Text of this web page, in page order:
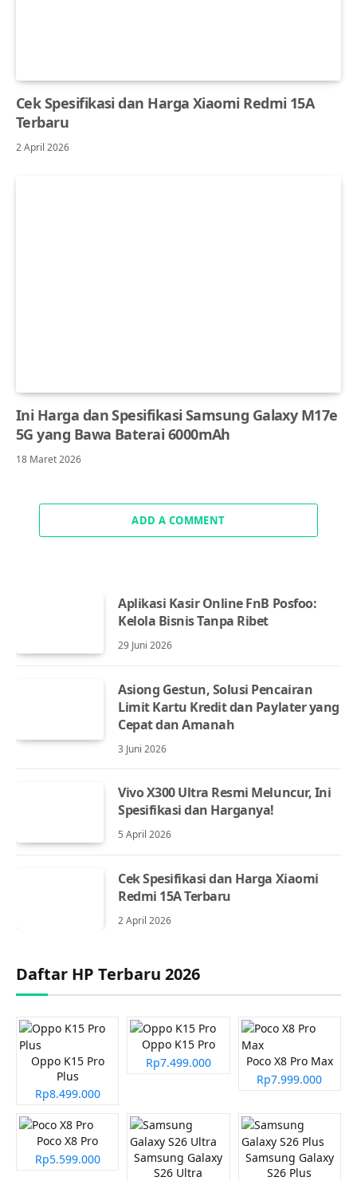
Cek Spesifikasi dan Harga Xiaomi Redmi 15A
Terbaru
2 April 2026
Ini Harga dan Spesifikasi Samsung Galaxy M17e
5G yang Bawa Baterai 6000mAh
18 Maret 2026
ADD A COMMENT
Aplikasi Kasir Online FnB Posfoo:
Kelola Bisnis Tanpa Ribet
29 Juni 2026
Asiong Gestun, Solusi Pencairan
Limit Kartu Kredit dan Paylater yang
Cepat dan Amanah
3 Juni 2026
Vivo X300 Ultra Resmi Meluncur, Ini
Spesifikasi dan Harganya!
5 April 2026
Cek Spesifikasi dan Harga Xiaomi
Redmi 15A Terbaru
2 April 2026
Daftar HP Terbaru 2026
Oppo K15 Pro
Plus
Rp8.499.000
Oppo K15 Pro
Rp7.499.000
Poco X8 Pro Max
Rp7.999.000
Poco X8 Pro
Rp5.599.000
Samsung Galaxy
S26 Ultra
Samsung Galaxy
S26 Plus